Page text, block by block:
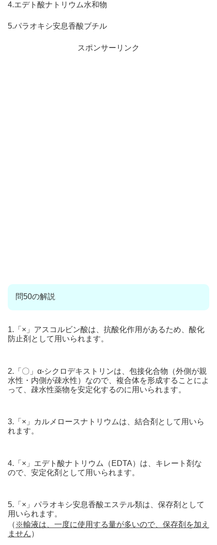
4.エデト酸ナトリウム水和物
5.パラオキシ安息香酸ブチル
スポンサーリンク
問50の解説
1.「×」アスコルビン酸は、抗酸化作用があるため、酸化
防止剤として用いられます。
2.「〇」α-シクロデキストリンは、包接化合物（外側が親
水性・内側が疎水性）なので、複合体を形成することによ
って、疎水性薬物を安定化するのに用いられます。
3.「×」カルメロースナトリウムは、結合剤として用いら
れます。
4.「×」エデト酸ナトリウム（EDTA）は、キレート剤な
ので、安定化剤として用いられます。
5.「×」パラオキシ安息香酸エステル類は、保存剤として
用いられます。
（ ※輸液は、一度に使用する量が多いので、保存剤を加え
ません）